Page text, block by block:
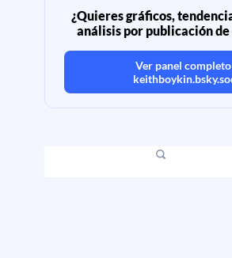
¿Quieres gráficos,
análisis por publicación de
Ver panel